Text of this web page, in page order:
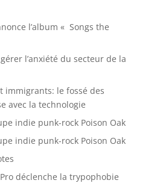
l’album « Songs the
l’anxiété du secteur de la
immigrants: le fossé des
avec la technologie
indie punk-rock Poison Oak
indie punk-rock Poison Oak
déclenche la trypophobie